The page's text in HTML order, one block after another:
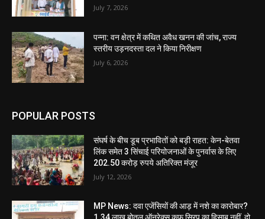
July 7, 2026
पन्ना: वन क्षेत्र में कथित अवैध खनन की जांच, राज्य
स्तरीय उड़नदस्ता दल ने किया निरीक्षण
July 6, 2026
POPULAR POSTS
संघर्ष के बीच डूब प्रभावितों को बड़ी राहत: केन-बेतवा
लिंक समेत 3 सिंचाई परियोजनाओं के पुनर्वास के लिए
202.50 करोड़ रुपये अतिरिक्त मंजूर
July 12, 2026
MP News: दवा एजेंसियों की आड़ में नशे का कारोबार?